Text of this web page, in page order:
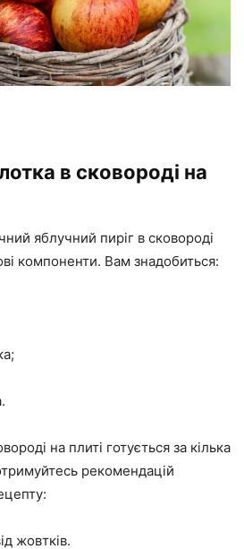
в сковороді на
яблучний пиріг в сковороді
компоненти. Вам знадобиться:
на плиті готується за кілька
рекомендацій
жовтків.